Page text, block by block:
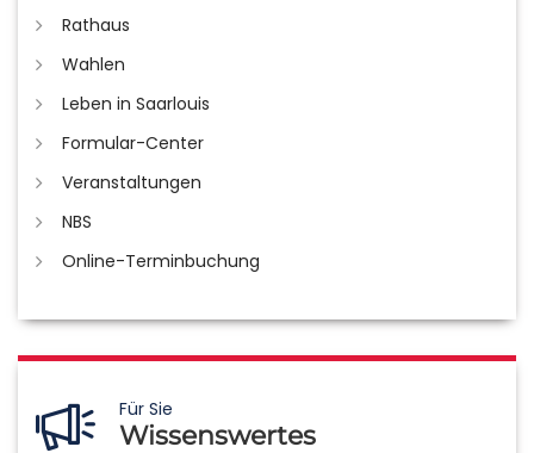
Rathaus
Wahlen
Leben in Saarlouis
Formular-Center
Veranstaltungen
NBS
Online-Terminbuchung
Für Sie
Wissenswertes